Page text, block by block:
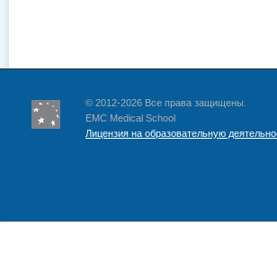
© 2012-2026 Все права защищены.
EMC Medical School
Лицензия на образовательную